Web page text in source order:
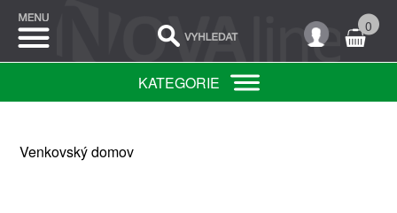
0
KATEGORIE
Venkovský domov